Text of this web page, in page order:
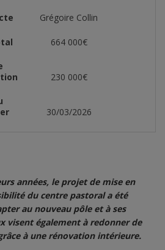
Grégoire Collin
664 000€
230 000€
30/03/2026
années, le projet de mise en
du centre pastoral a été
au nouveau pôle et à ses
visent également à redonner de
à une rénovation intérieure.